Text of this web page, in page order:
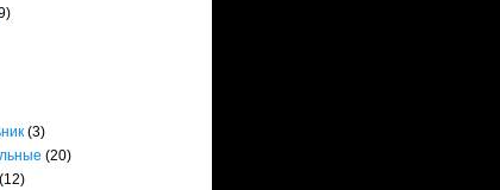
(3)
(20)
(12)